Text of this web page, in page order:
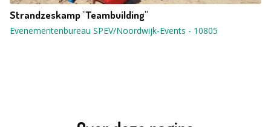
Strandzeskamp "Teambuilding"
Evenementenbureau SPEV/Noordwijk-Events - 10805